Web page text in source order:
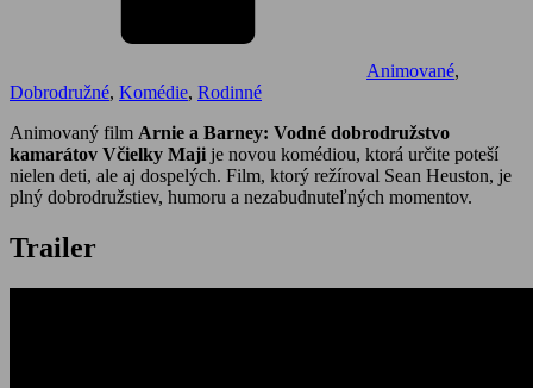
Animované,
Dobrodružné, Komédie, Rodinné
Animovaný film Arnie a Barney: Vodné dobrodružstvo
kamarátov Včielky Maji je novou komédiou, ktorá určite poteší
nielen deti, ale aj dospelých. Film, ktorý režíroval Sean Heuston, je
plný dobrodružstiev, humoru a nezabudnuteľných momentov.
Trailer